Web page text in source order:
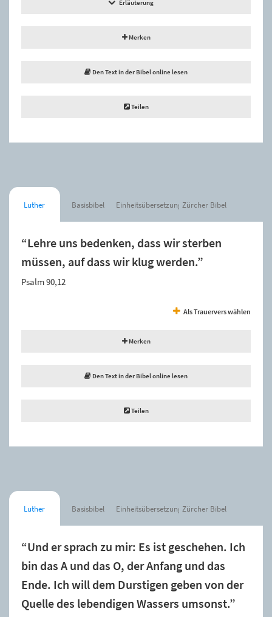
Erläuterung
Merken
Den Text in der Bibel online lesen
Teilen
Luther Basisbibel Einheitsübersetzung Zürcher Bibel
“Lehre uns bedenken, dass wir sterben
müssen, auf dass wir klug werden.”
Psalm 90,12
Als Trauervers wählen
Merken
Den Text in der Bibel online lesen
Teilen
Luther Basisbibel Einheitsübersetzung Zürcher Bibel
“Und er sprach zu mir: Es ist geschehen. Ich
bin das A und das O, der Anfang und das
Ende. Ich will dem Durstigen geben von der
Quelle des lebendigen Wassers umsonst.”